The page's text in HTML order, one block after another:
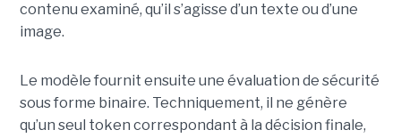
contenu examiné, qu’il s’agisse d’un texte ou d’une
image.
Le modèle fournit ensuite une évaluation de sécurité
sous forme binaire. Techniquement, il ne génère
qu’un seul token correspondant à la décision finale,